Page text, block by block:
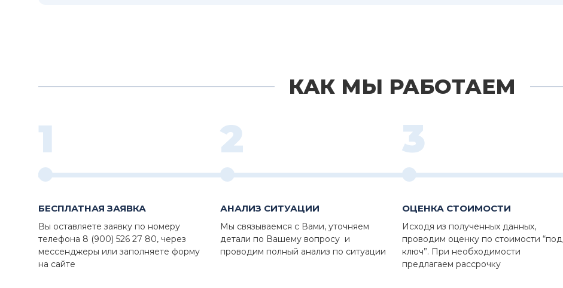
КАК МЫ РАБОТАЕМ
1
БЕСПЛАТНАЯ ЗАЯВКА
Вы оставляете заявку по номеру
телефона 8 (900) 526 27 80, через
мессенджеры или заполняете форму
на сайте
2
АНАЛИЗ СИТУАЦИИ
Мы связываемся с Вами, уточняем
детали по Вашему вопросу и
проводим полный анализ по ситуации
3
ОЦЕНКА СТОИМОСТИ
Исходя из полученных данных,
проводим оценку по стоимости “под
ключ”. При необходимости
предлагаем рассрочку